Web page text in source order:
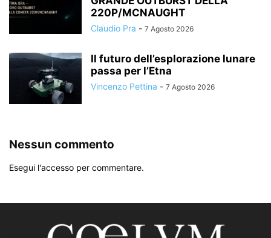
220P/MCNAUGHT
Claudio Pra - 7 Agosto 2026
Il futuro dell’esplorazione lunare
passa per l’Etna
Vincenzo Pettina - 7 Agosto 2026
Nessun commento
Esegui l'accesso per commentare.